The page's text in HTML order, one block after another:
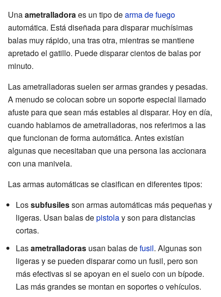
Unaametralladoraes un tipo dearma de fuego
automática. Está diseñada para disparar muchísimas
balas muy rápido, una tras otra, mientras se mantiene
apretado el gatillo. Puede disparar cientos de balas por
minuto.
Las ametralladoras suelen ser armas grandes y pesadas.
A menudo se colocan sobre un soporte especial llamado
afuste para que sean más estables al disparar. Hoy en día,
cuando hablamos de ametralladoras, nos referimos a las
que funcionan de forma automática. Antes existían
algunas que necesitaban que una persona las accionara
con una manivela.
Las armas automáticas se clasifican en diferentes tipos:
Lossubfusilesson armas automáticas más pequeñas y
ligeras. Usan balas depistolay son para distancias
cortas.
Lasametralladoras usan balas defusil. Algunas son
ligeras y se pueden disparar como un fusil, pero son
más efectivas si se apoyan en el suelo con un bípode.
Las más grandes se montan en soportes o vehículos.